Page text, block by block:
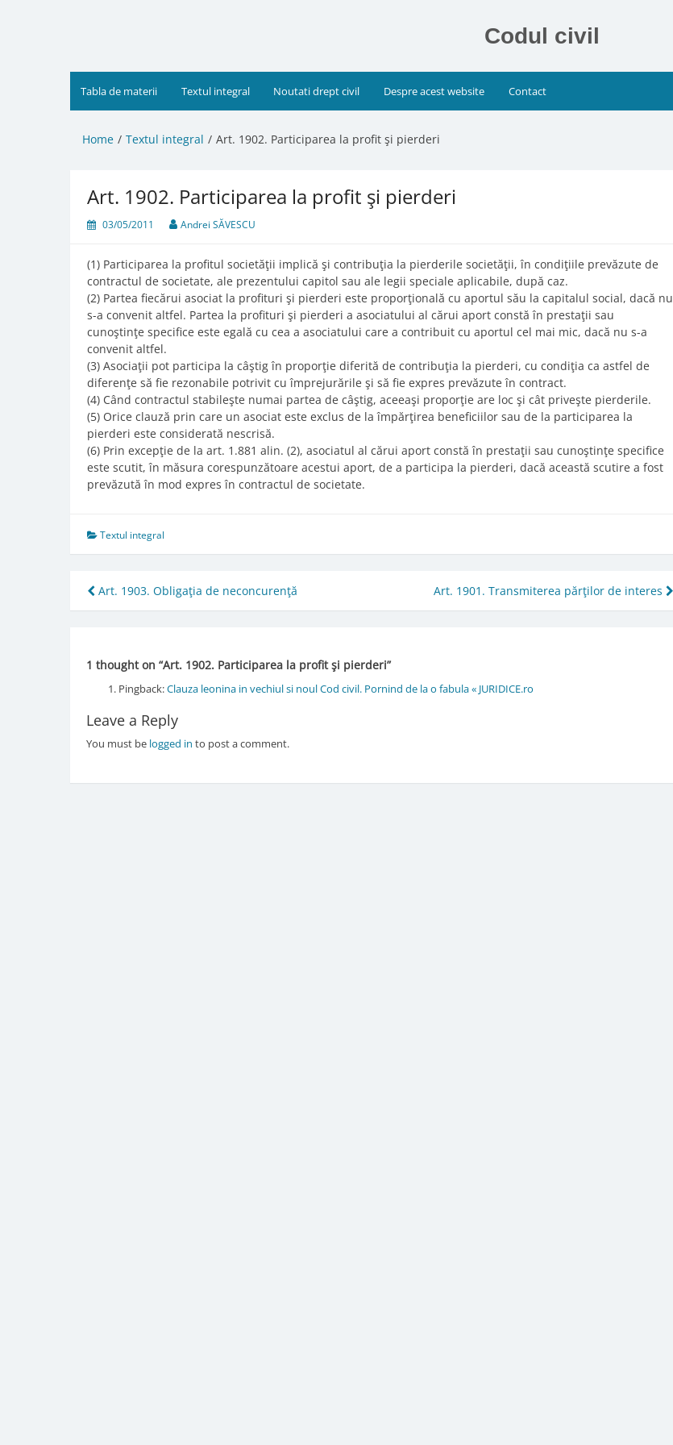
Codul civil
Tabla de materii Textul integral Noutati drept civil Despre acest website Contact
Home Textul integral Art. 1902. Participarea la profit şi pierderi
Art. 1902. Participarea la profit şi pierderi
03/05/2011 Andrei SĂVESCU
(1) Participarea la profitul societăţii implică şi contribuţia la pierderile societăţii, în condiţiile prevăzute de
contractul de societate, ale prezentului capitol sau ale legii speciale aplicabile, după caz.
(2) Partea fiecărui asociat la profituri şi pierderi este proporţională cu aportul său la capitalul social, dacă nu
s-a convenit altfel. Partea la profituri şi pierderi a asociatului al cărui aport constă în prestaţii sau
cunoştinţe specifice este egală cu cea a asociatului care a contribuit cu aportul cel mai mic, dacă nu s-a
convenit altfel.
(3) Asociaţii pot participa la câştig în proporţie diferită de contribuţia la pierderi, cu condiţia ca astfel de
diferenţe să fie rezonabile potrivit cu împrejurările şi să fie expres prevăzute în contract.
(4) Când contractul stabileşte numai partea de câştig, aceeaşi proporţie are loc şi cât priveşte pierderile.
(5) Orice clauză prin care un asociat este exclus de la împărţirea beneficiilor sau de la participarea la
pierderi este considerată nescrisă.
(6) Prin excepţie de la art. 1.881 alin. (2), asociatul al cărui aport constă în prestaţii sau cunoştinţe specifice
este scutit, în măsura corespunzătoare acestui aport, de a participa la pierderi, dacă această scutire a fost
prevăzută în mod expres în contractul de societate.
Textul integral
Post
navigation
Art. 1903. Obligaţia de neconcurenţă Art. 1901. Transmiterea părţilor de interes
1 thought on “Art. 1902. Participarea la profit şi pierderi”
Pingback:Clauza leonina in vechiul si noul Cod civil. Pornind de la o fabula « JURIDICE.ro
Leave a Reply
You must be logged in to post a comment.